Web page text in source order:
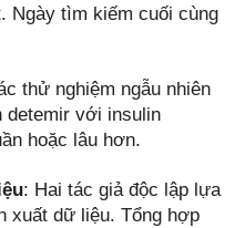
Ngày tìm kiếm cuối cùng
thử nghiệm ngẫu nhiên
detemir với insulin
hoặc lâu hơn.
: Hai tác giả độc lập lựa
xuất dữ liệu. Tổng hợp